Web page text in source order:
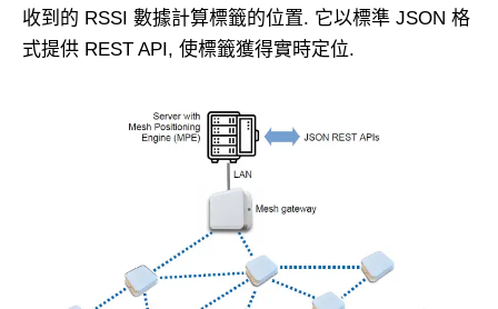
收到的 RSSI 數據計算標籤的位置. 它以標準 JSON 格
式提供 REST API, 使標籤獲得實時定位.